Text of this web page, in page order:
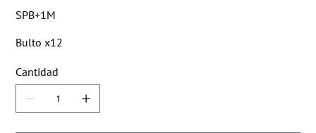
SPB+1M
Bulto x12
Cantidad